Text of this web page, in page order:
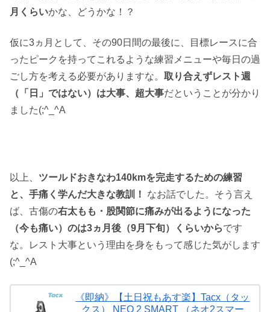
月くらいかな、どうかな！？
仮に3ヵ月として、その90日間の最後に、目標レースに合
ったピークを持ってこれるような練習メニューや毎日の過
ごし方を考える必要がありますな。 取り合えずレスト週
（「日」ではない）は大事、超大事だということが分かり
ました(;^_^A
以上、 ツールドおきなわ140kmを完走するための練習
と、手痛く学んだ大きな教訓！
なお話でした。そう言え
ば、古傷の右太もも・股関節に痛みが出るようになった
（今も痛い）のは3ヵ月後（9月下旬）くらいからです
な。レスト大事という理由を身をもって感じた気がします
(;^_^A
《即納》【土日祝もあす楽】Tacx（タッ
クス） NEO 2 SMART （ネオ2スマー